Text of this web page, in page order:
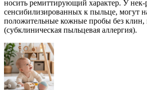
носить ремиттирующий характер. У
сенсибилизированных к пыльце, могут
положительные кожные пробы без
(субклиническая пыльцевая аллергия).